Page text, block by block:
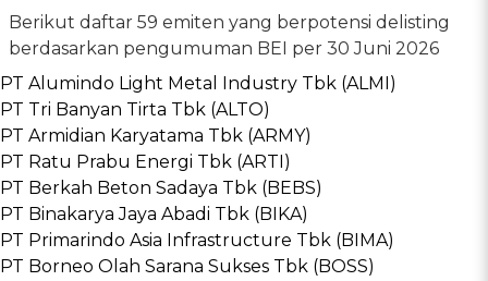
Berikut daftar 59 emiten yang berpotensi delisting
berdasarkan pengumuman BEI per 30 Juni 2026
PT Alumindo Light Metal Industry Tbk (ALMI)
PT Tri Banyan Tirta Tbk (ALTO)
PT Armidian Karyatama Tbk (ARMY)
PT Ratu Prabu Energi Tbk (ARTI)
PT Berkah Beton Sadaya Tbk (BEBS)
PT Binakarya Jaya Abadi Tbk (BIKA)
PT Primarindo Asia Infrastructure Tbk (BIMA)
PT Borneo Olah Sarana Sukses Tbk (BOSS)